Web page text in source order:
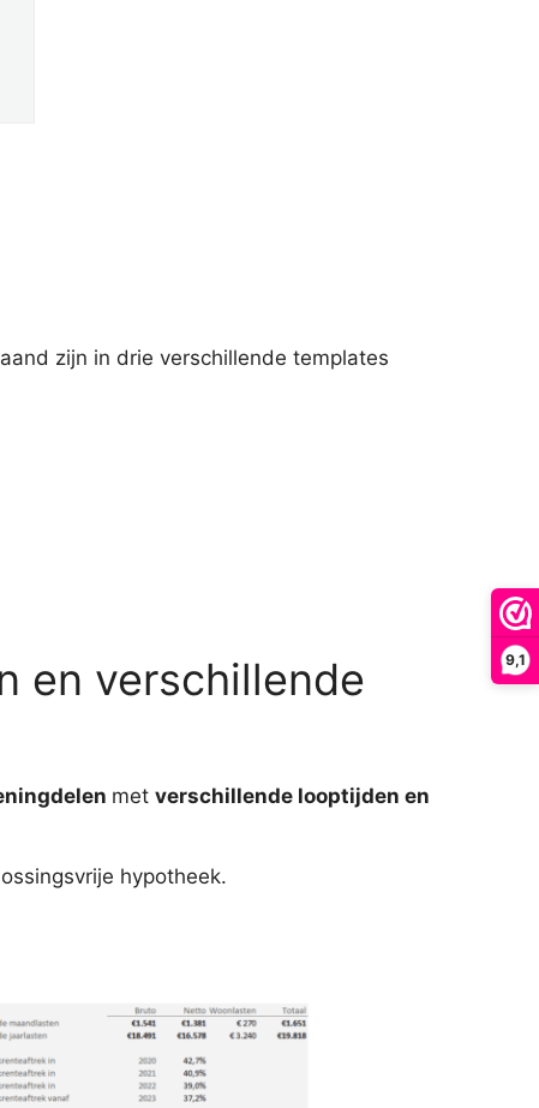
9,1
zijn in drie verschillende templates
en verschillende
met verschillende looptijden en
hypotheek.